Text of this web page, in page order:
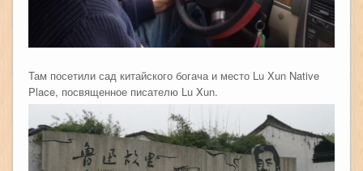
Там посетили сад китайского богача и место Lu Xun Native
Place, посвященное писателю Lu Xun.